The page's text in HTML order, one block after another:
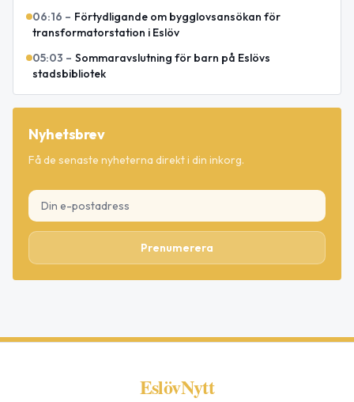
06:16 – Förtydligande om bygglovsansökan för
transformatorstation i Eslöv
05:03 – Sommaravslutning för barn på Eslövs
stadsbibliotek
Nyhetsbrev
Få de senaste nyheterna direkt i din inkorg.
Prenumerera
EslövNytt